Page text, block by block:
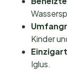
Kinder
Iglus.